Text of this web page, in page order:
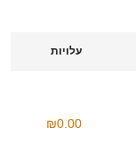
עלויות
₪0.00